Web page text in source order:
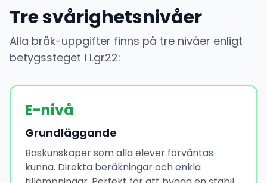
Tre svårighetsnivåer
Alla bråk-uppgifter finns på tre nivåer enligt
betygssteget i Lgr22:
E-nivå
Grundläggande
Baskunskaper som alla elever förväntas
kunna. Direkta beräkningar och enkla